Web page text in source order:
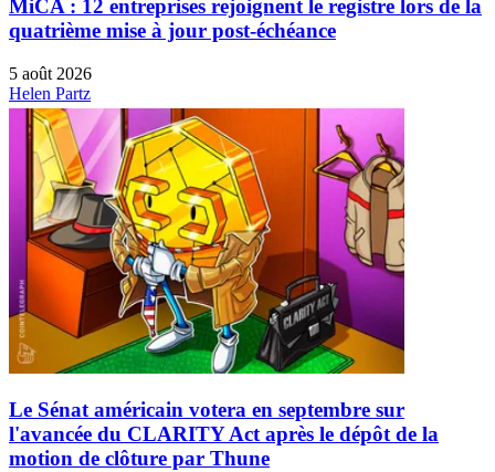
MiCA : 12 entreprises rejoignent le registre lors de la
quatrième mise à jour post-échéance
5 août 2026
Helen Partz
Le Sénat américain votera en septembre sur
l'avancée du CLARITY Act après le dépôt de la
motion de clôture par Thune